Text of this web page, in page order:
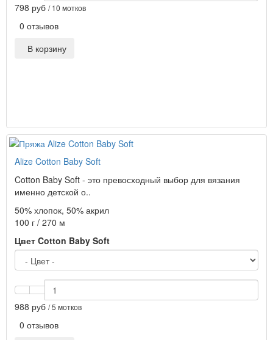
798 руб / 10 мотков
0 отзывов
В корзину
Alize Cotton Baby Soft
Cotton Baby Soft - это превосходный выбор для вязания
именно детской о..
50% хлопок, 50% акрил
100 г / 270 м
Цвет Cotton Baby Soft
988 руб / 5 мотков
0 отзывов